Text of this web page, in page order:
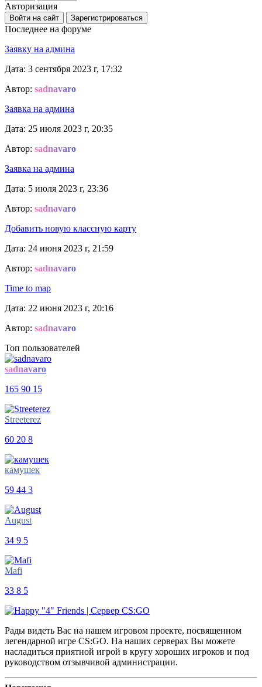
Авторизация
Войти на сайт Зарегистрироваться
Последнее на форуме
Заявку на админа
Дата: 3 сентября 2023 г, 17:32
Автор: sadnavaro
Заявка на админа
Дата: 25 июля 2023 г, 20:35
Автор: sadnavaro
Заявка на админа
Дата: 5 июля 2023 г, 23:36
Автор: sadnavaro
Добавить новую классную карту
Дата: 24 июня 2023 г, 21:59
Автор: sadnavaro
Time to map
Дата: 22 июня 2023 г, 20:16
Автор: sadnavaro
Топ пользователей
sadnavaro
165 90 15
Streeterez
60 20 8
камушек
59 44 3
August
34 9 5
Mafi
33 8 5
Рады видеть Вас на нашем игровом проекте, посвященном
легендарной игре CS:GO. На наших серверах Вы можете
насладиться приятной игрой в кругу хороших игроков и под
руководством отзывчивой администрации.